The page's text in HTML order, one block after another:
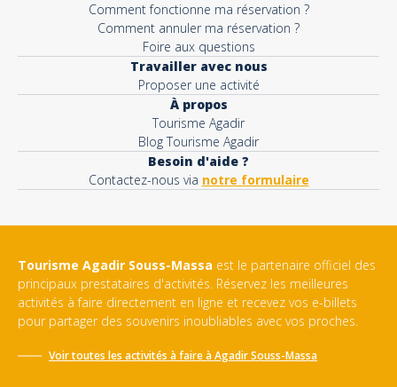
Comment fonctionne ma réservation ?
Comment annuler ma réservation ?
Foire aux questions
Travailler avec nous
Proposer une activité
À propos
Tourisme Agadir
Blog Tourisme Agadir
Besoin d'aide ?
Contactez-nous via notre formulaire
Tourisme Agadir Souss-Massa est le partenaire officiel des
principaux prestataires d'activités. Réservez les meilleures
activités à faire directement en ligne et recevez vos e-billets
pour partager des souvenirs inoubliables avec vos proches.
Voir toutes les activités à faire àAgadir Souss-Massa